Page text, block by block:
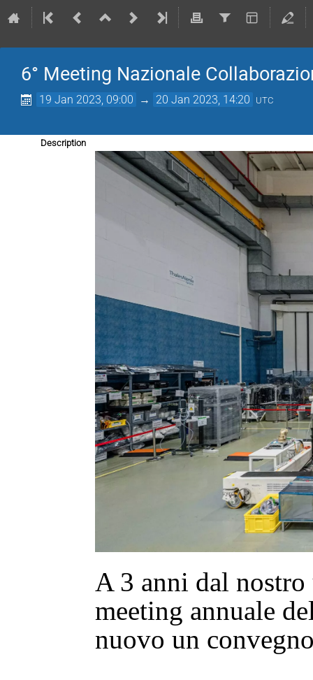
6° Meeting Nazionale
19 Jan 2023, 09:00 → 20 Jan 2023, 14:20 UTC
Description
A 3 anni dal
meeting annuale
nuovo un